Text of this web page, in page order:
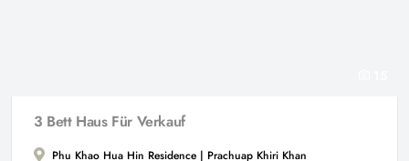
3 Bett Haus Für Verkauf
Phu Khao Hua Hin Residence | Prachuap Khiri Khan